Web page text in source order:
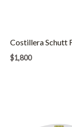
Costillera Schutt
$1,800